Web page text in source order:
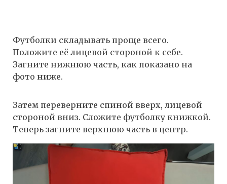
Футболки складывать проще всего.
Положите её лицевой стороной к себе.
Загните нижнюю часть, как показано на
фото ниже.
Затем переверните спиной вверх, лицевой
стороной вниз. Сложите футболку книжкой.
Теперь загните верхнюю часть в центр.